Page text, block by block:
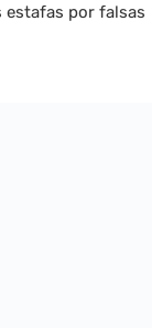
estafas por falsas